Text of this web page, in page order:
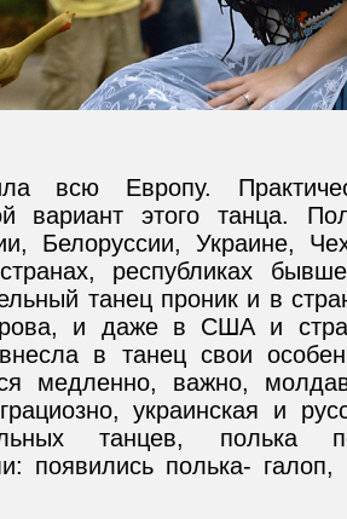
всю Европу.
вариант этого танца.
Белоруссии, Украине,
странах, республиках
танец проник и в
и даже в США и
в танец свои
медленно, важно,
украинская и
танцев, полька
появились полька- галоп,